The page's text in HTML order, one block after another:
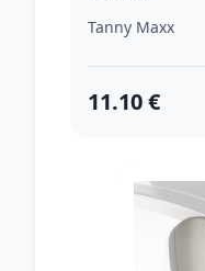
Tanny Maxx
11.10 €